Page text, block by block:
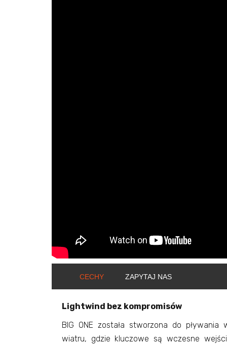
CECHY ZAPYTAJ NAS
Lightwind bez kompromisów
BIG ONE została stworzona do pływania
wiatru, gdzie kluczowe są wczesne